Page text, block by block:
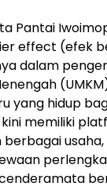
Pantai
effect (efek
dalam
yang hidup
memiliki